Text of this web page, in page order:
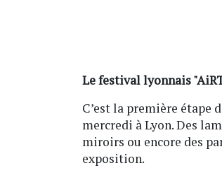
Le festival lyonnais
C’est la première étape
mercredi à Lyon. Des
miroirs ou encore des
exposition.